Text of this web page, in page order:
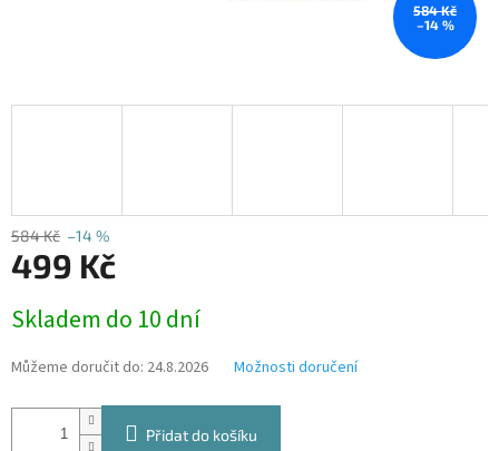
584 Kč
–14 %
584 Kč –14 %
499 Kč
cena:
Skladem do 10 dní
Můžeme doručit do: 24.8.2026 Možnosti doručení
Přidat do košíku